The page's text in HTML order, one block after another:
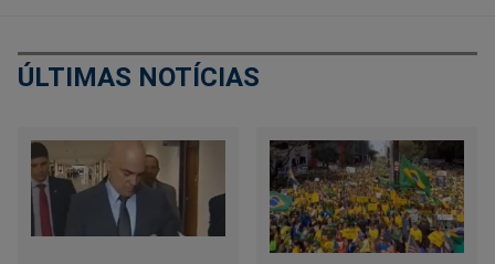
ÚLTIMAS NOTÍCIAS